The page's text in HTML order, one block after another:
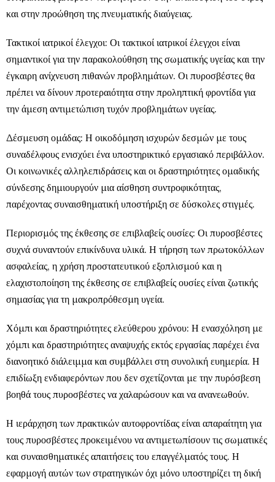
και στην προώθηση της πνευματικής διαύγειας.
Τακτικοί ιατρικοί έλεγχοι: Οι τακτικοί ιατρικοί έλεγχοι είναι
σημαντικοί για την παρακολούθηση της σωματικής υγείας και την
έγκαιρη ανίχνευση πιθανών προβλημάτων. Οι πυροσβέστες θα
πρέπει να δίνουν προτεραιότητα στην προληπτική φροντίδα για
την άμεση αντιμετώπιση τυχόν προβλημάτων υγείας.
Δέσμευση ομάδας: Η οικοδόμηση ισχυρών δεσμών με τους
συναδέλφους ενισχύει ένα υποστηρικτικό εργασιακό περιβάλλον.
Οι κοινωνικές αλληλεπιδράσεις και οι δραστηριότητες ομαδικής
σύνδεσης δημιουργούν μια αίσθηση συντροφικότητας,
παρέχοντας συναισθηματική υποστήριξη σε δύσκολες στιγμές.
Περιορισμός της έκθεσης σε επιβλαβείς ουσίες: Οι πυροσβέστες
συχνά συναντούν επικίνδυνα υλικά. Η τήρηση των πρωτοκόλλων
ασφαλείας, η χρήση προστατευτικού εξοπλισμού και η
ελαχιστοποίηση της έκθεσης σε επιβλαβείς ουσίες είναι ζωτικής
σημασίας για τη μακροπρόθεσμη υγεία.
Χόμπι και δραστηριότητες ελεύθερου χρόνου: Η ενασχόληση με
χόμπι και δραστηριότητες αναψυχής εκτός εργασίας παρέχει ένα
διανοητικό διάλειμμα και συμβάλλει στη συνολική ευημερία. Η
επιδίωξη ενδιαφερόντων που δεν σχετίζονται με την πυρόσβεση
βοηθά τους πυροσβέστες να χαλαρώσουν και να ανανεωθούν.
Η ιεράρχηση των πρακτικών αυτοφροντίδας είναι απαραίτητη για
τους πυροσβέστες προκειμένου να αντιμετωπίσουν τις σωματικές
και συναισθηματικές απαιτήσεις του επαγγέλματός τους. Η
εφαρμογή αυτών των στρατηγικών όχι μόνο υποστηρίζει τη δική